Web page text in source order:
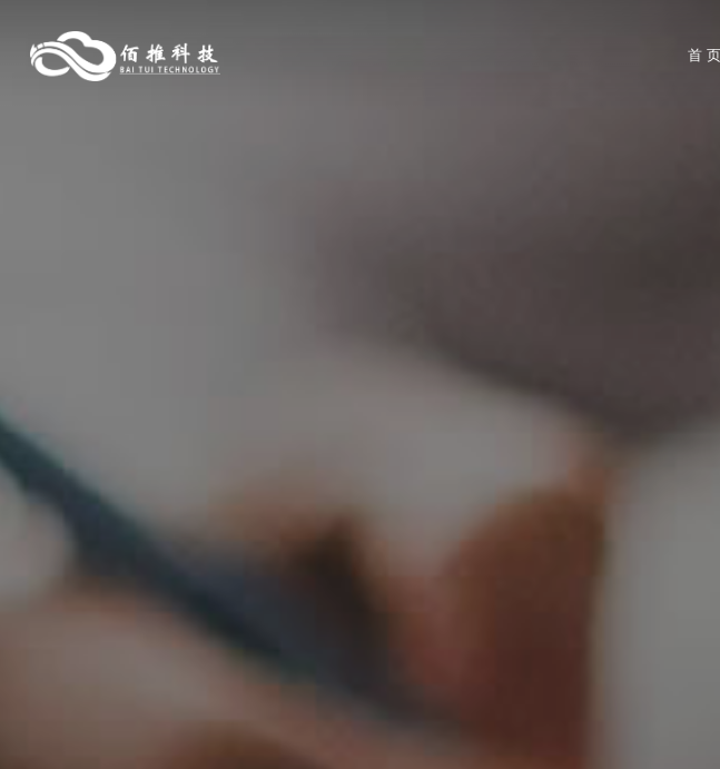
首 页